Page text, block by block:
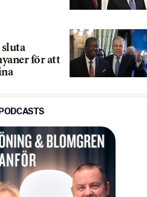
sluta
för att